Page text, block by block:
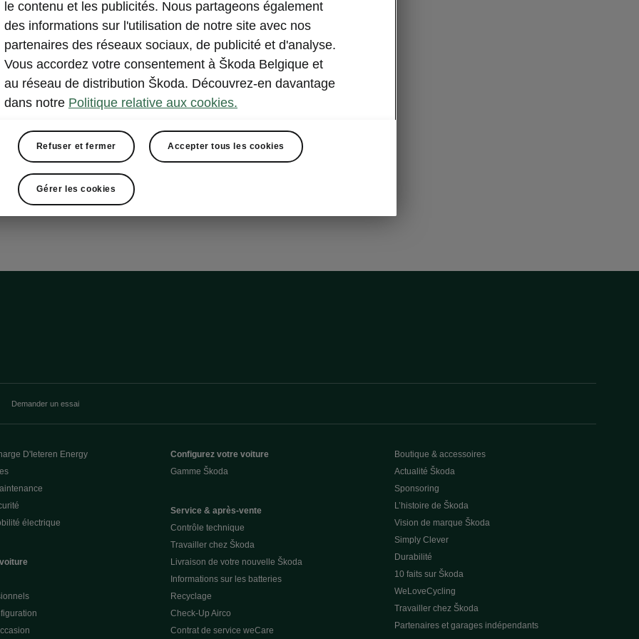
Clever Family
soleil pour les vitres latérales arrière
de bord de porte
latéraux à l’arrière
de rangement dans le tunnel arrière
Demander un essai
D'Ieteren Energy
électrique
Configurez votre voiture
Gamme Škoda
Service & après-vente
Contrôle technique
Travailler chez Škoda
Livraison de votre nouvelle Škoda
Informations sur les batteries
Recyclage
Check-Up Airco
Contrat de service weCare
Boutique & accessoires
Actualité Škoda
Sponsoring
L’histoire de Škoda
Vision de marque Škoda
Simply Clever
Durabilité
10 faits sur Škoda
WeLoveCycling
Travailler chez Škoda
Partenaires et garages indépendants
le contenu et les publicités. Nous partageons également
des informations sur l'utilisation de notre site avec nos
partenaires des réseaux sociaux, de publicité et d'analyse.
Vous accordez votre consentement à Škoda Belgique et
au réseau de distribution Škoda. Découvrez-en davantage
dans notre Politique relative aux cookies.
Refuser et fermer Accepter tous les cookies
Gérer les cookies